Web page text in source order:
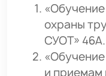
охраны
СУОТ» 46А.
и приемам